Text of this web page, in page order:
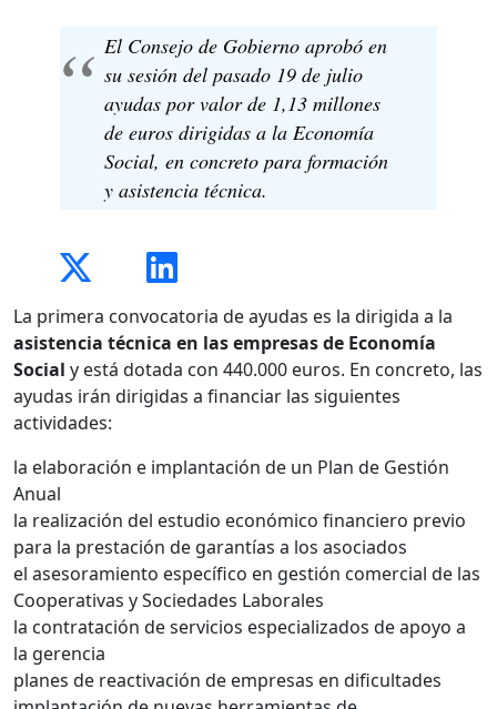
El Consejo de Gobierno aprobó en
su sesión del pasado 19 de julio
ayudas por valor de 1,13 millones
de euros dirigidas a la Economía
Social, en concreto para formación
y asistencia técnica.
La primera convocatoria de ayudas es la dirigida a la
asistencia técnica en las empresas de Economía
Social y está dotada con 440.000 euros. En concreto, las
ayudas irán dirigidas a financiar las siguientes
actividades:
la elaboración e implantación de un Plan de Gestión
Anual
la realización del estudio económico financiero previo
para la prestación de garantías a los asociados
el asesoramiento específico en gestión comercial de las
Cooperativas y Sociedades Laborales
la contratación de servicios especializados de apoyo a
la gerencia
planes de reactivación de empresas en dificultades